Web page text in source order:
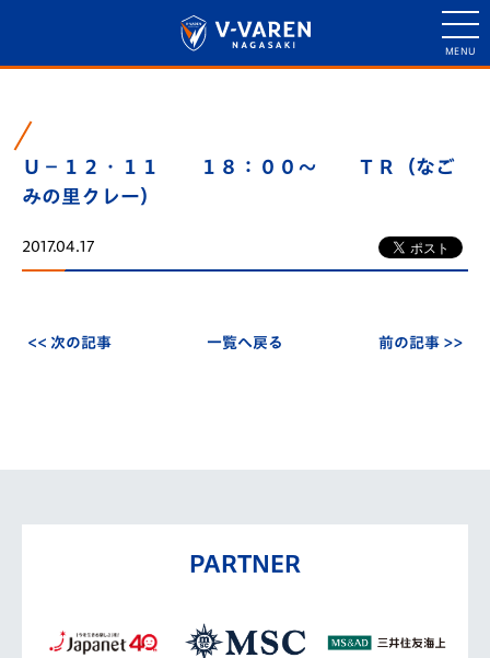
Ｕ－１２・１１ １８：００～ ＴＲ（なご
みの里クレー）
2017.04.17
<< 次の記事 一覧へ戻る 前の記事 >>
PARTNER